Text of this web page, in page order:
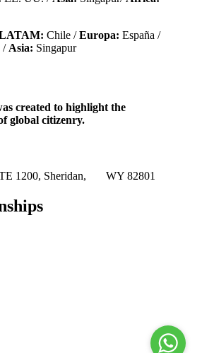
Chile /Europa: España /
/ Asia: Singapur
created to highlight the
global citizenry.
1200, Sheridan, WY 82801